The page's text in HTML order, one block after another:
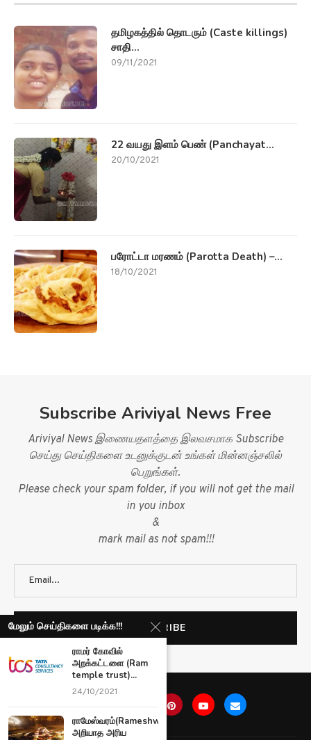
தமிழகத்தில் தொடரும் (Caste killings)
சாதி...
09/11/2021
22 வயது இளம் பெண் (Panchayat...
20/10/2021
பரோட்டா மரணம் (Parotta Death) –...
18/10/2021
Subscribe Ariviyal News Free
Ariviyal News இணையதளத்தை இலவசமாக Subscribe
செய்து செய்திகளை உடனுக்குடன் உங்கள் மின்னஞ்சலில்
பெறுங்கள்.
Please check your spam folder, if you will not get the mail
in you inbox
&
mark mail as not spam!!!
மேலும் செய்திகளை படிக்க!!!
ராமர் கோவில்
அறக்கட்டளை (Ram
temple trust)...
24/10/2021
ராமேஸ்வரம்(Rameshwaram)பற்றி
அறியாத அரிய